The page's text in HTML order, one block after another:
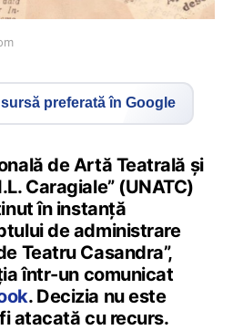
preferată în Google
de Artă Teatrală şi
Caragiale” (UNATC)
în instanţă
de administrare
Teatru Casandra”,
într-un comunicat
. Decizia nu este
atacată cu recurs.